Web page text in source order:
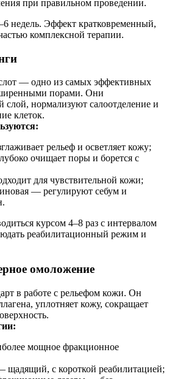
при правильном проведении.
недель. Эффект кратковременный,
комплексной терапии.
— одно из самых эффективных
порами. Они
нормализуют салоотделение и
клеток.
рельеф и осветляет кожу;
очищает поры и борется с
для чувствительной кожи;
— регулируют себум и
курсом 4–8 раз с интервалом
реабилитационный режим и
омоложение
в работе с рельефом кожи. Он
уплотняет кожу, сокращает
мощное фракционное
щадящий, с короткой реабилитацией;